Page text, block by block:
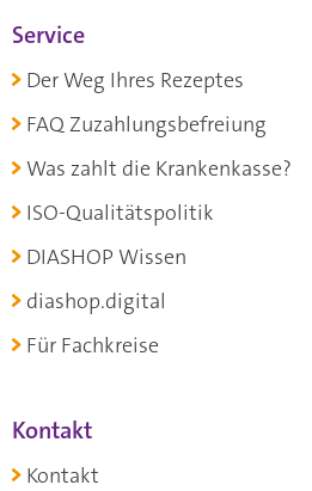
Service
Der Weg Ihres Rezeptes
FAQ Zuzahlungsbefreiung
Was zahlt die Krankenkasse?
ISO-Qualitätspolitik
DIASHOP Wissen
diashop.digital
Für Fachkreise
Kontakt
Kontakt